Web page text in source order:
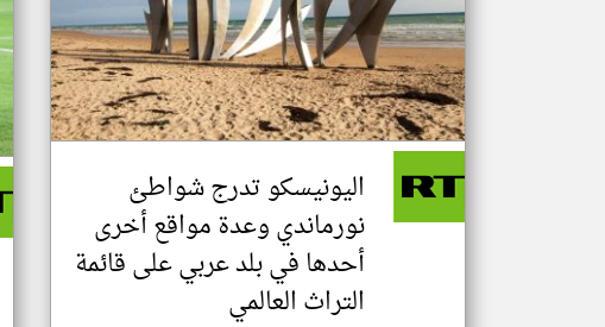
اليونيسكو تدرج شواطئ
نورماندي وعدة مواقع أخرى
أحدها في بلد عربي على قائمة
التراث العالمي